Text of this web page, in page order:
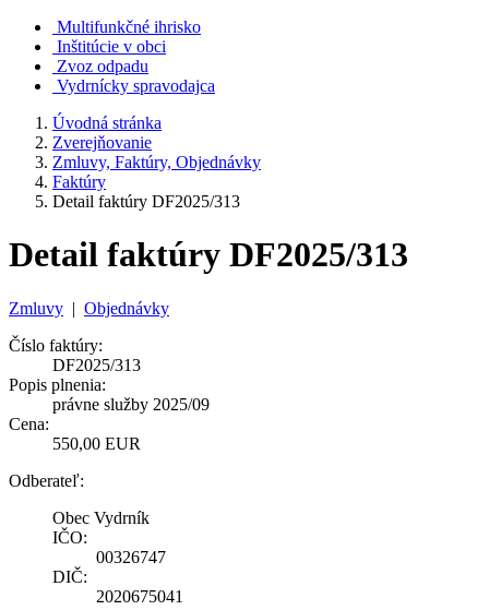
Multifunkčné ihrisko
Inštitúcie v obci
Zvoz odpadu
Vydrnícky spravodajca
Úvodná stránka
Zverejňovanie
Zmluvy, Faktúry, Objednávky
Faktúry
Detail faktúry DF2025/313
Detail faktúry DF2025/313
Zmluvy | Objednávky
Číslo faktúry:
DF2025/313
Popis plnenia:
právne služby 2025/09
Cena:
550,00 EUR
Odberateľ:
Obec Vydrník
IČO:
00326747
DIČ:
2020675041